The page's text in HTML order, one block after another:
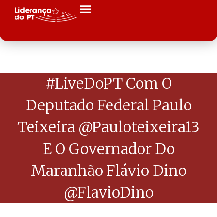
#LiveDoPT Com O
Deputado Federal Paulo
Teixeira @pauloteixeira13
E O Governador Do
Maranhão Flávio Dino
@FlavioDino